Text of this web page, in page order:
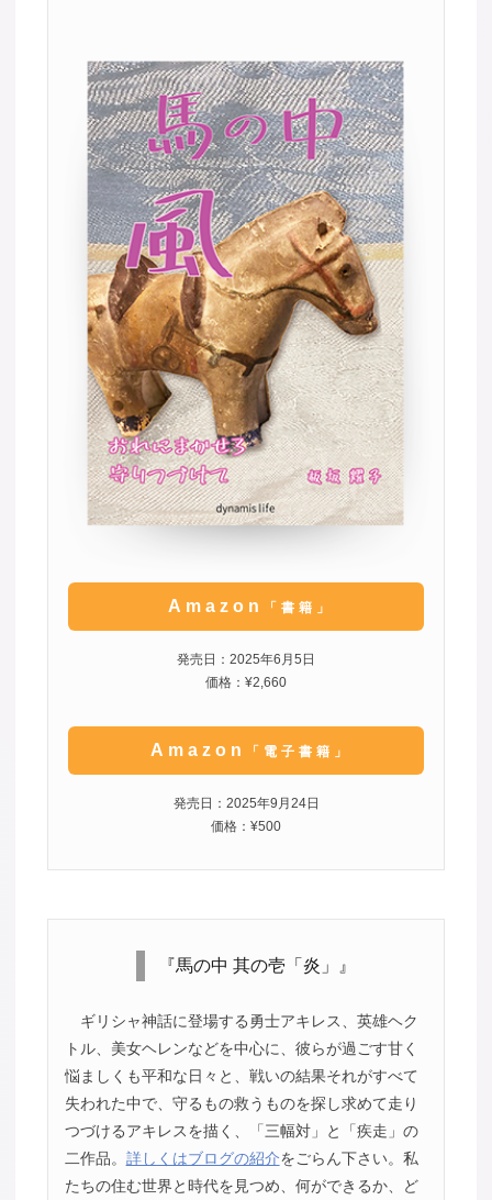
Amazon 「書籍」
発売日：2025年6月5日
価格：¥2,660
Amazon 「電子書籍」
発売日：2025年9月24日
価格：¥500
『馬の中 其の壱「炎」』
ギリシャ神話に登場する勇士アキレス、英雄ヘク
トル、美女ヘレンなどを中心に、彼らが過ごす甘く
悩ましくも平和な日々と、戦いの結果それがすべて
失われた中で、守るもの救うものを探し求めて走り
つづけるアキレスを描く、「三幅対」と「疾走」の
二作品。 詳しくはブログの紹介をごらん下さい。私
たちの住む世界と時代を見つめ、何ができるか、ど